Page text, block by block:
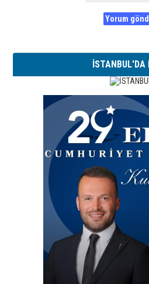
İSTANBUL'DA